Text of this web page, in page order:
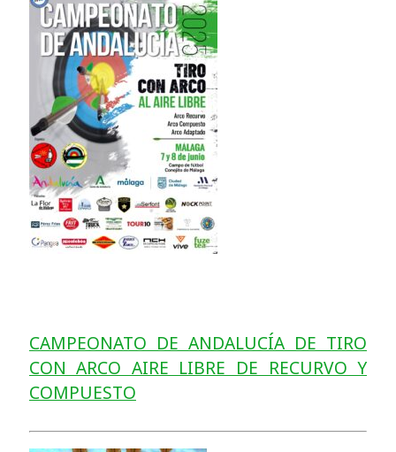
CAMPEONATO DE ANDALUCÍA DE TIRO
CON ARCO AIRE LIBRE DE RECURVO Y
COMPUESTO